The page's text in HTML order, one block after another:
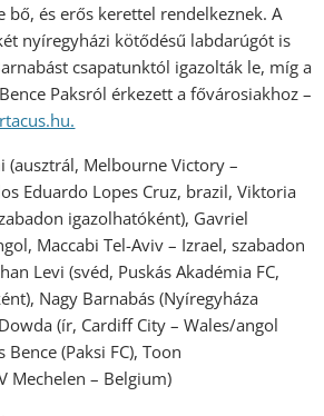
bő, és erős kerettel rendelkeznek. A
nyíregyházi kötődésű labdarúgót is
csapatunktól igazolták le, míg a
Paksról érkezett a fővárosiakhoz –
(ausztrál, Melbourne Victory –
Eduardo Lopes Cruz, brazil, Viktoria
igazolhatóként), Gavriel
Maccabi Tel-Aviv – Izrael, szabadon
Levi (svéd, Puskás Akadémia FC,
Nagy Barnabás (Nyíregyháza
(ír, Cardiff City – Wales/angol
(Paksi FC), Toon
Mechelen – Belgium)